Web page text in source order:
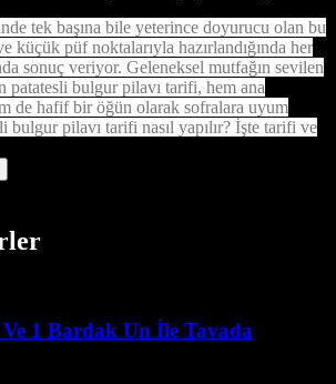
tek başına bile yeterince doyurucu olan bu
küçük püf noktalarıyla hazırlandığında her
sonuç veriyor. Geleneksel mutfağın sevilen
patatesli bulgur pilavı tarifi, hem ana
de hafif bir öğün olarak sofralara uyum
bulgur pilavı tarifi nasıl yapılır? İşte tarifi ve
Ve 1 Bardak Un İle Tavada